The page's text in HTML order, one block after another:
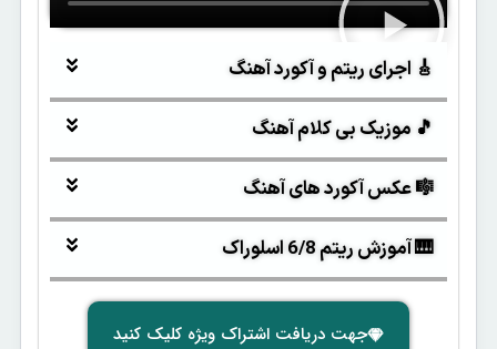
🎸 اجرای ریتم و آکورد آهنگ
🎵 موزیک بی کلام آهنگ
🎼 عکس آکورد های آهنگ
🎹 آموزش ریتم 6/8 اسلوراک
جهت دریافت اشتراک ویژه کلیک کنید